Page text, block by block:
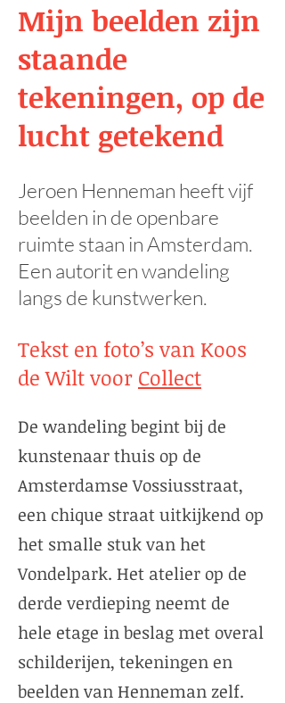
Mijn beelden zijn
staande
tekeningen, op de
lucht getekend
Jeroen Henneman heeft vijf
beelden in de openbare
ruimte staan in Amsterdam.
Een autorit en wandeling
langs de kunstwerken.
Tekst en foto’s van Koos
de Wilt voor Collect
De wandeling begint bij de
kunstenaar thuis op de
Amsterdamse Vossiusstraat,
een chique straat uitkijkend op
het smalle stuk van het
Vondelpark. Het atelier op de
derde verdieping neemt de
hele etage in beslag met overal
schilderijen, tekeningen en
beelden van Henneman zelf.